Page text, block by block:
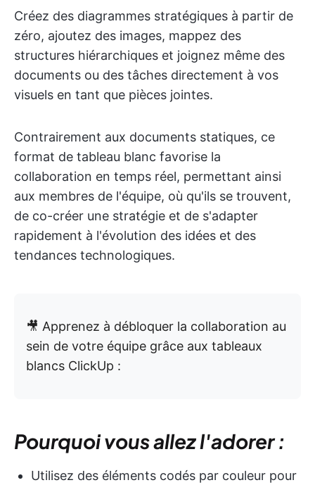
Créez des diagrammes stratégiques à partir de
zéro, ajoutez des images, mappez des
structures hiérarchiques et joignez même des
documents ou des tâches directement à vos
visuels en tant que pièces jointes.
Contrairement aux documents statiques, ce
format de tableau blanc favorise la
collaboration en temps réel, permettant ainsi
aux membres de l'équipe, où qu'ils se trouvent,
de co-créer une stratégie et de s'adapter
rapidement à l'évolution des idées et des
tendances technologiques.
🎥 Apprenez à débloquer la collaboration au
sein de votre équipe grâce aux tableaux
blancs ClickUp :
Pourquoi vous allez l'adorer :
Utilisez des éléments codés par couleur pour